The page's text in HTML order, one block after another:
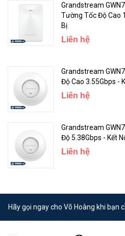
Grandstream
Tường Tốc Độ Cao
Bị
Liên hệ
Grandstream
Độ Cao 3.55Gbps -
Liên hệ
Grandstream
Độ 5.38Gbps - Kết
Liên hệ
Hãy gọi ngay cho Võ Hoàng khi bạn